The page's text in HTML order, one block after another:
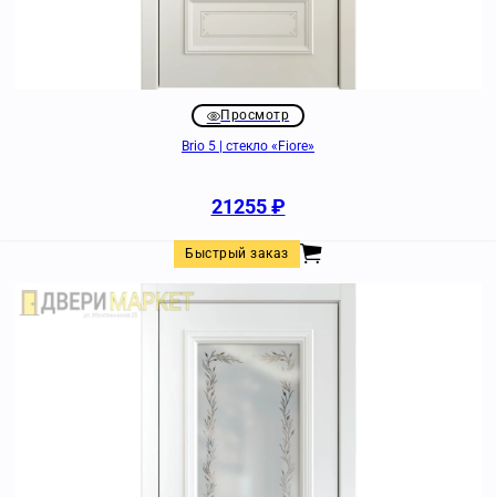
Просмотр
Brio 5 | стекло «Fiore»
21255₽
Быстрый заказ